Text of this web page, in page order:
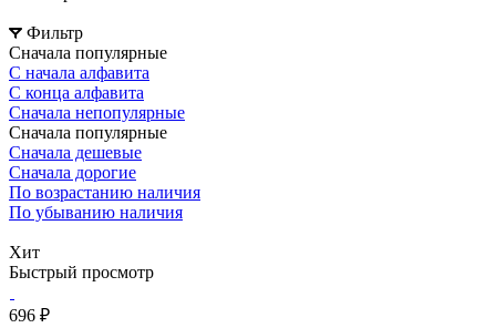
Фильтр
Сначала популярные
С начала алфавита
С конца алфавита
Сначала непопулярные
Сначала популярные
Сначала дешевые
Сначала дорогие
По возрастанию наличия
По убыванию наличия
Хит
Быстрый просмотр
696 ₽